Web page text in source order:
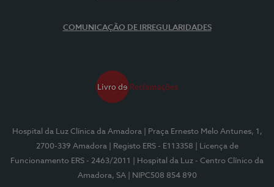
COMUNICAÇÃO DE IRREGULARIDADES
Hospital da Luz Clínica da Amadora
| Praça Ernesto Melo Antunes, 1,
2700-339 Amadora
| Registo ERS - E113358
| Licença de
Funcionamento ERS - 2463/2011
| Hospital da Luz - Centro Clínico da
Amadora, SA
| NIPC508 854 890